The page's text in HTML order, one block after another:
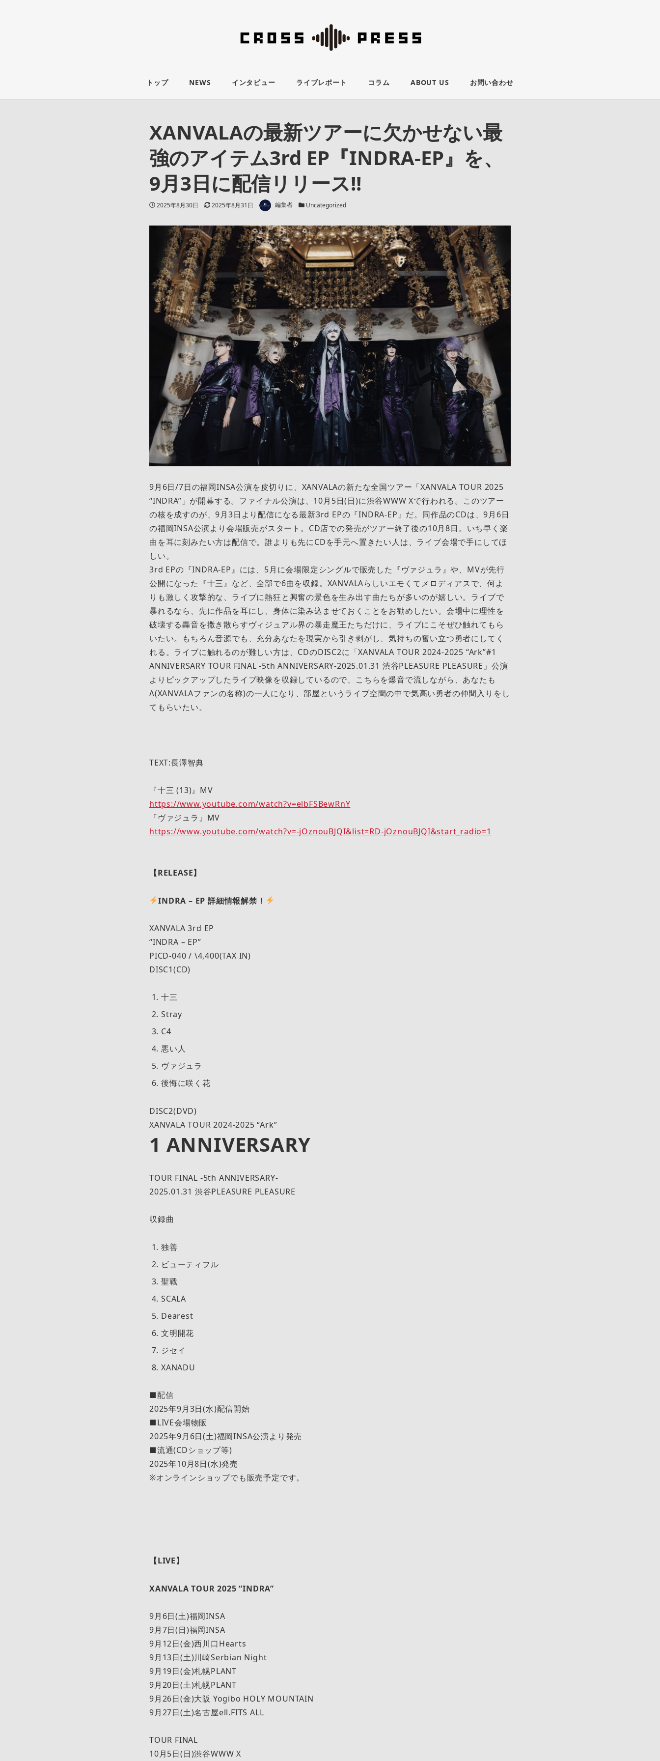
トップ NEWS インタビュー ライブレポート コラム ABOUT US お問い合わせ
XANVALAの最新ツアーに欠かせない最
強のアイテム3rd EP『INDRA-EP』を、
9月3日に配信リリース!!
投稿日
2025年8月30日 更新日
2025年8月31日 著者 編集者 カテゴリー
Uncategorized
9月6日/7日の福岡INSA公演を皮切りに、XANVALAの新たな全国ツアー「XANVALA TOUR 2025
“INDRA”」が開幕する。ファイナル公演は、10月5日(日)に渋谷WWW Xで行われる。このツアー
の核を成すのが、9月3日より配信になる最新3rd EPの『INDRA-EP』だ。同作品のCDは、9月6日
の福岡INSA公演より会場販売がスタート。CD店での発売がツアー終了後の10月8日。いち早く楽
曲を耳に刻みたい方は配信で。誰よりも先にCDを手元へ置きたい人は、ライブ会場で手にしてほ
しい。
3rd EPの『INDRA-EP』には、5月に会場限定シングルで販売した『ヴァジュラ』や、MVが先行
公開になった『十三』など、全部で6曲を収録。XANVALAらしいエモくてメロディアスで、何よ
りも激しく攻撃的な、ライブに熱狂と興奮の景色を生み出す曲たちが多いのが嬉しい。ライブで
暴れるなら、先に作品を耳にし、身体に染み込ませておくことをお勧めしたい。会場中に理性を
破壊する轟音を撒き散らすヴィジュアル界の暴走魔王たちだけに、ライブにこそぜひ触れてもら
いたい。もちろん音源でも、充分あなたを現実から引き剥がし、気持ちの奮い立つ勇者にしてく
れる。ライブに触れるのが難しい方は、CDのDISC2に「XANVALA TOUR 2024-2025 “Ark”#1
ANNIVERSARY TOUR FINAL -5th ANNIVERSARY-2025.01.31 渋谷PLEASURE PLEASURE」公演
よりピックアップしたライブ映像を収録しているので、こちらを爆音で流しながら、あなたも
Λ(XANVALAファンの名称)の一人になり、部屋というライブ空間の中で気高い勇者の仲間入りをし
てもらいたい。
TEXT:長澤智典
『十三 (13)』MV
https://www.youtube.com/watch?v=elbFSBewRnY
『ヴァジュラ』MV
https://www.youtube.com/watch?v=-jOznouBJQI&list=RD-jOznouBJQI&start_radio=1
【RELEASE】
INDRA – EP 詳細情報解禁！
XANVALA 3rd EP
“INDRA – EP”
PICD-040 / \4,400(TAX IN)
DISC1(CD)
十三
Stray
C4
悪い人
ヴァジュラ
後悔に咲く花
DISC2(DVD)
XANVALA TOUR 2024-2025 “Ark”
1 ANNIVERSARY
TOUR FINAL -5th ANNIVERSARY-
2025.01.31 渋谷PLEASURE PLEASURE
収録曲
独善
ビューティフル
聖戰
SCALA
Dearest
文明開花
ジセイ
XANADU
■配信
2025年9月3日(水)配信開始
■LIVE会場物販
2025年9月6日(土)福岡INSA公演より発売
■流通(CDショップ等)
2025年10月8日(水)発売
※オンラインショップでも販売予定です。
【LIVE】
XANVALA TOUR 2025 “INDRA”
9月6日(土)福岡INSA
9月7日(日)福岡INSA
9月12日(金)西川口Hearts
9月13日(土)川崎Serbian Night
9月19日(金)札幌PLANT
9月20日(土)札幌PLANT
9月26日(金)大阪 Yogibo HOLY MOUNTAIN
9月27日(土)名古屋ell.FITS ALL
TOUR FINAL
10月5日(日)渋谷WWW X